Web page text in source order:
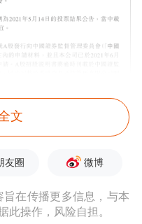
股发行须待中国
证券时务请审
A股发行的任何
文
友圈 微博
在传播更多信息，与本
此操作，风险自担。